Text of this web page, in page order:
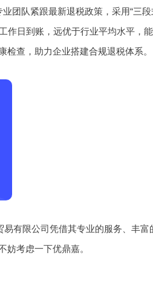
团队紧跟最新退税政策，采用“三
作日到账，远优于行业平均水平，
查，助力企业搭建合规退税体系。
有限公司凭借其专业的服务、丰
妨考虑一下优鼎嘉。